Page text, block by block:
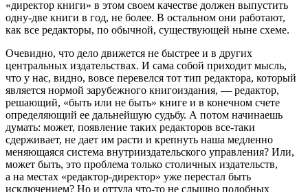
«директор книги» в этом своем качестве должен выпустить
одну-две книги в год, не более. В остальном они работают,
как все редакторы, по обычной, существующей ныне схеме.
Очевидно, что дело движется не быстрее и в других
центральных издательствах. И сама собой приходит мысль,
что у нас, видно, вовсе перевелся тот тип редактора, который
является нормой зарубежного книгоиздания, — редактор,
решающий, «быть или не быть» книге и в конечном счете
определяющий ее дальнейшую судьбу. А потом начинаешь
думать: может, появление таких редакторов все-таки
сдерживает, не дает им расти и крепнуть наша медленно
меняющаяся система внутрииздательского управления? Или,
может быть, это проблема только столичных издательств,
а на местах «редактор-директор» уже перестал быть
исключением? Но и оттуда что-то не слышно подобных